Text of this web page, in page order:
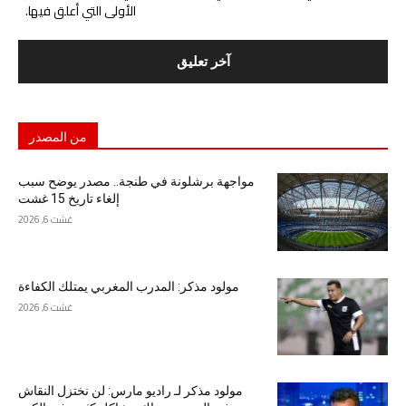
الأولى التي أعلق فيها.
من المصدر
مواجهة برشلونة في طنجة.. مصدر يوضح سبب
إلغاء تاريخ 15 غشت
غشت 6, 2026
مولود مذكر: المدرب المغربي يمتلك الكفاءة
غشت 6, 2026
مولود مذكر لـ راديو مارس: لن نختزل النقاش